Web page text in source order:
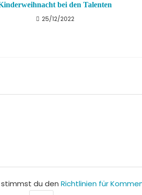
bei den Talenten
25/12/2022
stimmst du denRichtlinien für